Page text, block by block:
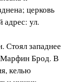
церковь
адрес: ул.
Стоял западнее
Марфин Брод. В
келью